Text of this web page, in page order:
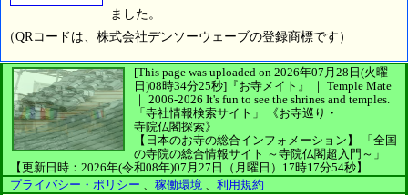
ました。
（QRコードは、株式会社デンソーウェーブの登録商標です）
[This page was uploaded on 2026年07月28日(火曜
日)08時34分25秒] 『お寺メイト』 ｜ Temple Mate
｜ 2006-2026 It's fun to see the shrines and temples.
「寺社情報検索サイト」
《お寺巡り・
寺院仏閣探索》
【日本のお寺の総合インフォメーション】
「全国
の寺院の総合情報サイト ～寺院仏閣超入門～」
【更新日時：2026年(令和08年)07月27日（月曜日）17時17分54秒】
プライバシー・ポリシー 、 稼働環境 、 利用規約